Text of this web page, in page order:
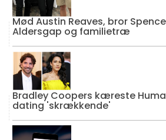
Mød Austin Reaves, bror
Aldersgap og familietræ
Bradley Coopers kæreste
dating 'skrækkende'